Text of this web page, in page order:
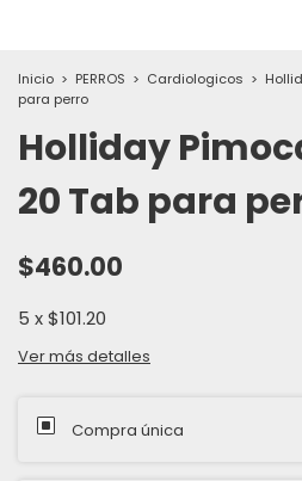
Inicio > PERROS > Cardiologicos >
para perro
Holliday
20 Tab para
$460.00
5 x$101.20
Ver más detalles
Compra única